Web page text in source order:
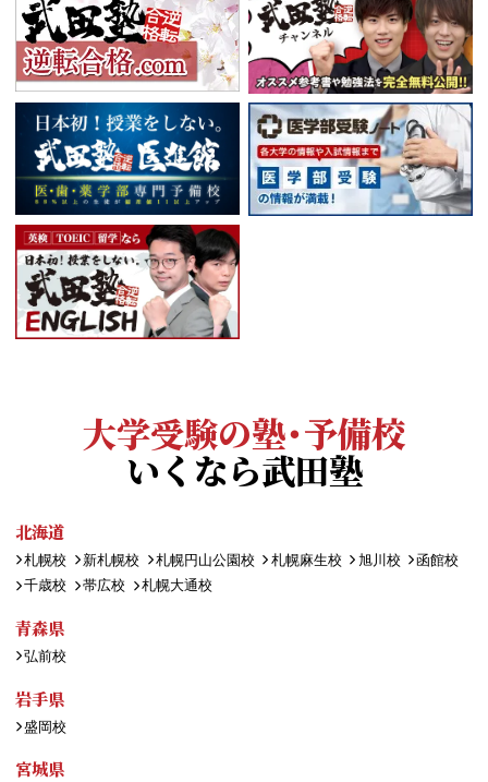
大学受験の塾・予備校
いくなら武田塾
北海道
札幌校 新札幌校 札幌円山公園校 札幌麻生校 旭川校
函館校
千歳校
帯広校 札幌大通校
青森県
弘前校
岩手県
盛岡校
宮城県